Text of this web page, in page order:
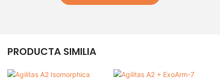
PRODUCTA SIMILIA